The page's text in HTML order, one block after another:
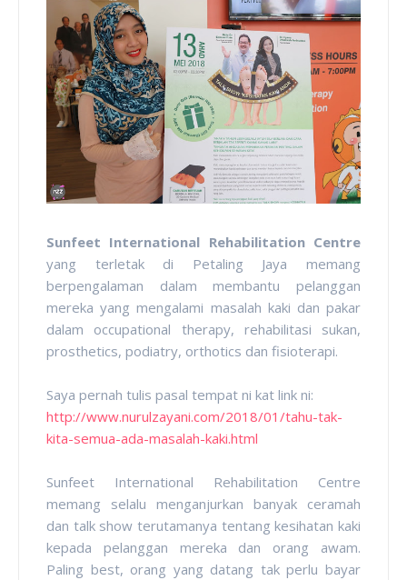
Sunfeet International Rehabilitation Centre
yang terletak di Petaling Jaya memang
berpengalaman dalam membantu pelanggan
mereka yang mengalami masalah kaki dan pakar
dalam occupational therapy, rehabilitasi sukan,
prosthetics, podiatry, orthotics dan fisioterapi.
Saya pernah tulis pasal tempat ni kat link ni:
http://www.nurulzayani.com/2018/01/tahu-tak-
kita-semua-ada-masalah-kaki.html
Sunfeet International Rehabilitation Centre
memang selalu menganjurkan banyak ceramah
dan talk show terutamanya tentang kesihatan kaki
kepada pelanggan mereka dan orang awam.
Paling best, orang yang datang tak perlu bayar